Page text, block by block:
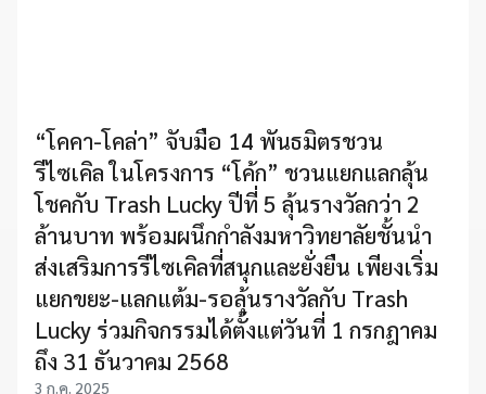
“โคคา-โคล่า” จับมือ 14 พันธมิตรชวน
รีไซเคิล ในโครงการ “โค้ก” ชวนแยกแลกลุ้น
โชคกับ Trash Lucky ปีที่ 5 ลุ้นรางวัลกว่า 2
ล้านบาท พร้อมผนึกกำลังมหาวิทยาลัยชั้นนำ
ส่งเสริมการรีไซเคิลที่สนุกและยั่งยืน เพียงเริ่ม
แยกขยะ-แลกแต้ม-รอลุ้นรางวัลกับ Trash
Lucky ร่วมกิจกรรมได้ตั้งแต่วันที่ 1 กรกฎาคม
ถึง 31 ธันวาคม 2568
3 ก.ค. 2025